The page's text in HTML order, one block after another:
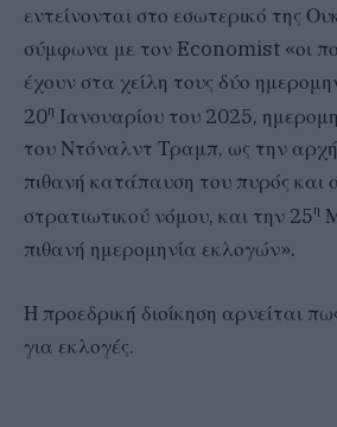
εντείνονται στο εσωτερικό της
σύμφωνα με τον Economist «οι
έχουν στα χείλη τους δύο
20η Ιανουαρίου του 2025,
του Ντόναλντ Τραμπ, ως την αρχή
πιθανή κατάπαυση του πυρός και
στρατιωτικού νόμου, και την 25η
πιθανή ημερομηνία εκλογών».
Η προεδρική διοίκηση αρνείται
για εκλογές.